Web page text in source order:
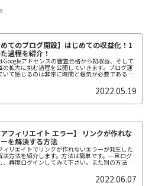
めてのブログ開設】はじめての収益化！1
過程を紹介！
Googleアドセンスの審査合格から初収益、そして
の拡大に挑む過程を公開していきます。ブログ運
いて感じるのは非常に時間と根気が必要であると
2022.05.19
アフィリエイト エラー】 リンクが作れな
を解決する方法
ィリエイトでリンクが作れないエラーが発生した
決方法を紹介します。方法は簡単です。一旦ログ
、再度ログインしてみて下さい。また別の方法と
chromeだった場合、Edgeなど別のブラウザに変更
2022.06.07